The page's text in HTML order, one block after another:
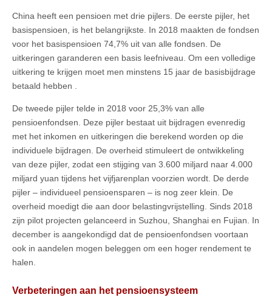
China heeft een pensioen met drie pijlers. De eerste pijler, het
basispensioen, is het belangrijkste. In 2018 maakten de fondsen
voor het basispensioen 74,7% uit van alle fondsen. De
uitkeringen garanderen een basis leefniveau. Om een volledige
uitkering te krijgen moet men minstens 15 jaar de basisbijdrage
betaald hebben .
De tweede pijler telde in 2018 voor 25,3% van alle
pensioenfondsen. Deze pijler bestaat uit bijdragen evenredig
met het inkomen en uitkeringen die berekend worden op die
individuele bijdragen. De overheid stimuleert de ontwikkeling
van deze pijler, zodat een stijging van 3.600 miljard naar 4.000
miljard yuan tijdens het vijfjarenplan voorzien wordt. De derde
pijler – individueel pensioensparen – is nog zeer klein. De
overheid moedigt die aan door belastingvrijstelling. Sinds 2018
zijn pilot projecten gelanceerd in Suzhou, Shanghai en Fujian. In
december is aangekondigd dat de pensioenfondsen voortaan
ook in aandelen mogen beleggen om een hoger rendement te
halen.
Verbeteringen aan het pensioensysteem